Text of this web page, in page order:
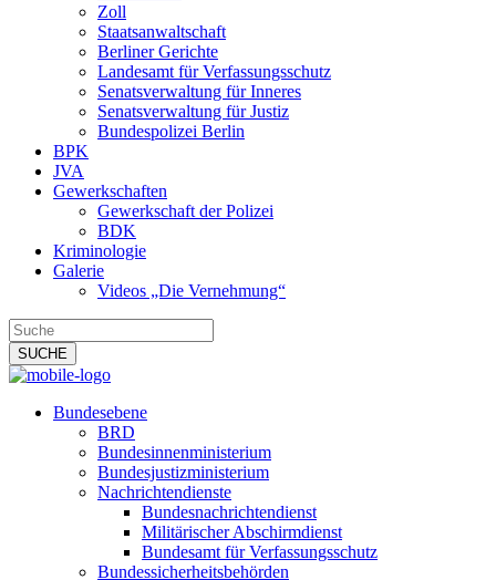
Zoll
Staatsanwaltschaft
Berliner Gerichte
Landesamt für Verfassungsschutz
Senatsverwaltung für Inneres
Senatsverwaltung für Justiz
Bundespolizei Berlin
BPK
JVA
Gewerkschaften
Gewerkschaft der Polizei
BDK
Kriminologie
Galerie
Videos „Die Vernehmung“
Bundesebene
BRD
Bundesinnenministerium
Bundesjustizministerium
Nachrichtendienste
Bundesnachrichtendienst
Militärischer Abschirmdienst
Bundesamt für Verfassungsschutz
Bundessicherheitsbehörden